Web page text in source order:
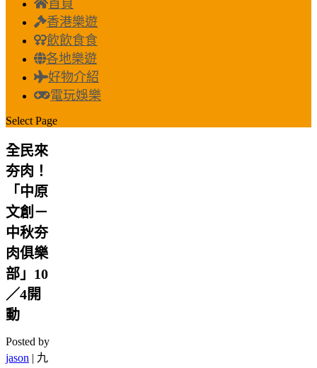
首頁
香港樂遊
飲飲食食
各地樂遊
好物介紹
電玩娛樂
Select Page
全民來
夯肉！
「中原
文創－
中秋夯
肉俱樂
部」10
／4開
動
Posted by
jason | 九